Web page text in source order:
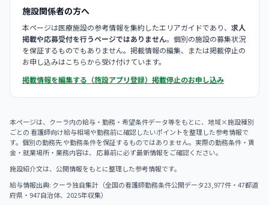
施設関係者の方へ
本ページは医療施設の参考情報を集約したエリアガイドであり、 求人
掲載や応募受付を行うページではありません。個別の施設の募集状況
を保証するものでもありません。掲載情報の編集、または掲載停止の
お申し込みはこちらから受け付けています。
掲載情報を編集する（施設アプリ登録） 掲載停止のお申し込み
本ページは、クーラ内の給与・勤務・希望条件データ等をもとに、地域×施設種別
ごとの 看護師向け給与相場や勤務前に確認したいポイントを整理した参考情報で
す。個別の勤務先 や勤務条件を保証するものではありません。実際の勤務条件・賃
金・就業場所・業務内容は、 応募前に必ず最新情報をご確認ください。
施設紹介文は、公開情報をもとに整理した参考情報です。
給与情報出典: クーラ独自集計（全国の看護師勤務条件公開データ23,977件・47都道
府県・947自治体、2025年収集）